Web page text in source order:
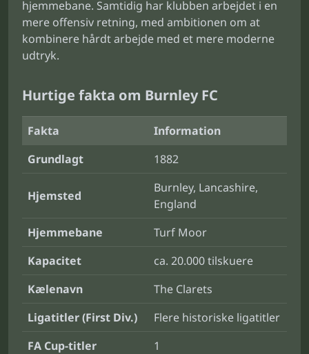
hjemmebane. Samtidig har klubben arbejdet i en
mere offensiv retning, med ambitionen om at
kombinere hårdt arbejde med et mere moderne
udtryk.
Hurtige fakta om Burnley FC
Fakta
Information
Grundlagt
1882
Hjemsted
Burnley, Lancashire,
England
Hjemmebane
Turf Moor
Kapacitet
ca. 20.000 tilskuere
Kælenavn
The Clarets
Ligatitler (First Div.)
Flere historiske ligatitler
FA Cup-titler
1